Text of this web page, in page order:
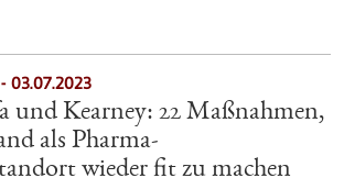
03.07.2023
und Kearney: 22 Maßnahmen,
als Pharma-
wieder fit zu machen